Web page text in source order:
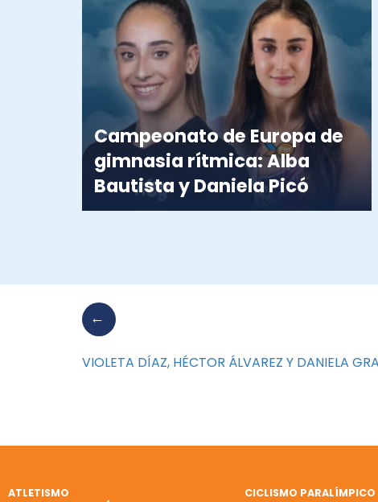
Campeonato de Europa de
gimnasia rítmica: Alba
Bautista y Daniela Picó
VIOLETA DÍAZ, HÉCTOR ÁLVAREZ Y DANIELA
ATLETISMO
CICLISMO PARALÍMPICO